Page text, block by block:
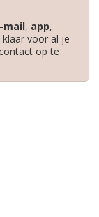
mail, app,
voor al je
op te